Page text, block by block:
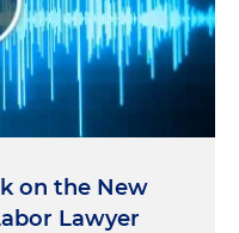
on the New
Lawyer